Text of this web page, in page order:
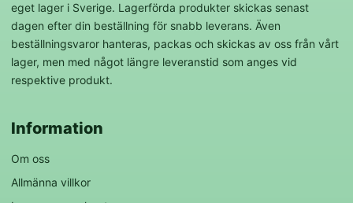
eget lager i Sverige. Lagerförda produkter skickas senast
dagen efter din beställning för snabb leverans. Även
beställningsvaror hanteras, packas och skickas av oss från vårt
lager, men med något längre leveranstid som anges vid
respektive produkt.
Information
Om oss
Allmänna villkor